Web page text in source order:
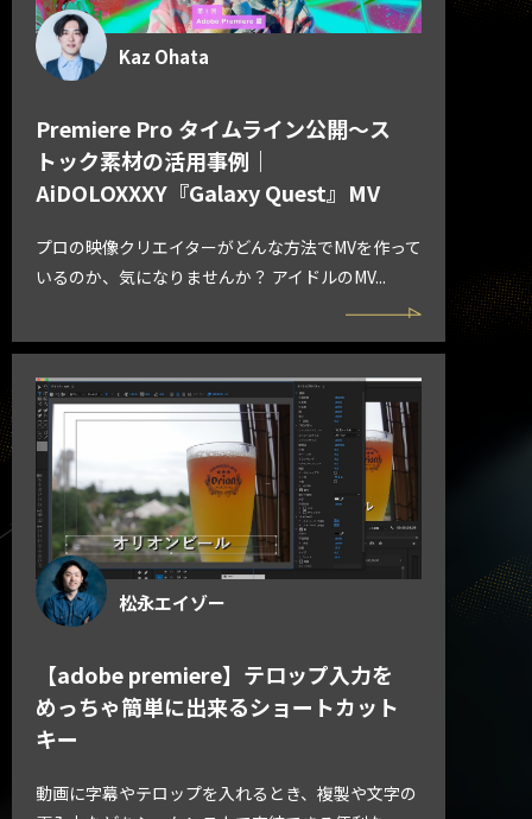
Kaz Ohata
Premiere Pro タイムライン公開〜ス
トック素材の活用事例｜
AiDOLOXXXY『Galaxy Quest』MV
プロの映像クリエイターがどんな方法でMVを作って
いるのか、気になりませんか？ アイドルのMV...
松永エイゾー
【adobe premiere】テロップ入力を
めっちゃ簡単に出来るショートカット
キー
動画に字幕やテロップを入れるとき、複製や文字の